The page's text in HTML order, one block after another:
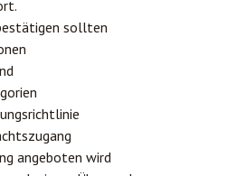
sollten
angeboten wird